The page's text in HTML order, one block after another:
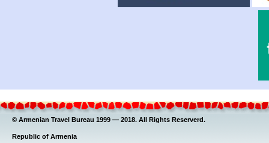
© Armenian Travel Bureau 1999 — 2018. All Rights Reserverd.
Republic of Armenia